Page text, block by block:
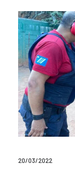
20/03/2022